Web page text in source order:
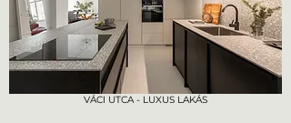
VÁCI UTCA - LUXUS LAKÁS